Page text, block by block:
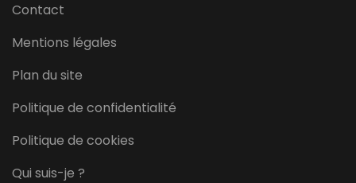
Contact
Mentions légales
Plan du site
Politique de confidentialité
Politique de cookies
Qui suis-je ?